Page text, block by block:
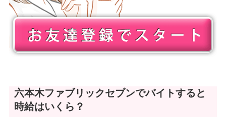
六本木ファブリックセブンでバイトすると
時給はいくら？